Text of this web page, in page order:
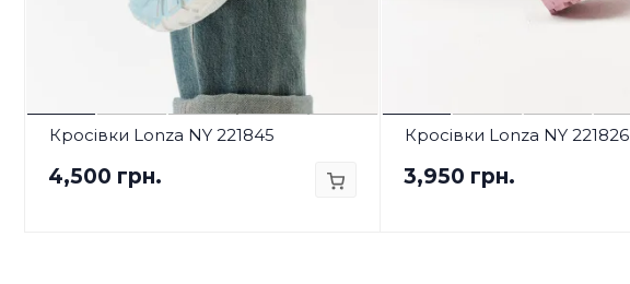
Кросівки Lonza NY 221845
4,500 грн.
Кросівки Lonza NY 221826
3,950 грн.